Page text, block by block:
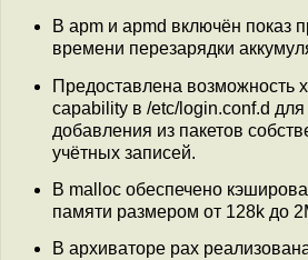
В apm и apmd включён показ
времени перезарядки
Предоставлена возможность
capability в /etc/login.conf.d
добавления из пакетов
учётных записей.
В malloc обеспечено
памяти размером от 128k до
В архиваторе pax